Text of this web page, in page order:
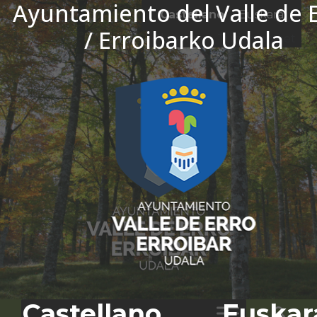
Ayuntamiento del Valle de
/ Erroibarko Udala
Ir al contenido
Castellano
Euskara
El tiempo - Tutiempo.net